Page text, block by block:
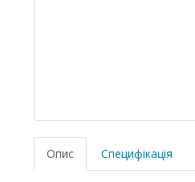
Опис Специфікація